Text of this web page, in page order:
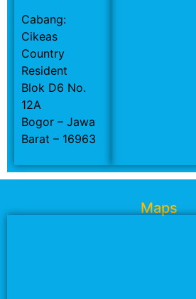
Cabang:
Cikeas
Country
Resident
Blok D6 No.
12A
Bogor – Jawa
Barat – 16963
Maps